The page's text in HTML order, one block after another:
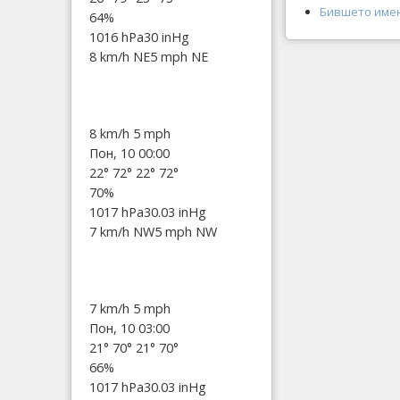
Бившето
64%
1016 hPa30 inHg
8 km/h NE5 mph NE
8 km/h 5 mph
Пон, 10 00:00
22° 72° 22° 72°
70%
1017 hPa30.03 inHg
7 km/h NW5 mph NW
7 km/h 5 mph
Пон, 10 03:00
21° 70° 21° 70°
66%
1017 hPa30.03 inHg